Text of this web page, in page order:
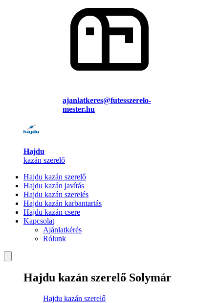
ajanlatkeres@futesszerelo-
mester.hu
Hajdu
kazán szerelő
Hajdu kazán szerelő
Hajdu kazán javítás
Hajdu kazán szerelés
Hajdu kazán karbantartás
Hajdu kazán csere
Kapcsolat
Ajánlatkérés
Rólunk
Hajdu kazán szerelő Solymár
Hajdu kazán szerelő